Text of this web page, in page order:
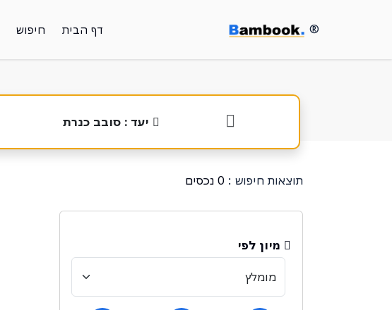
® דף הבית חיפוש
יעד : סובב כנרת
תוצאות חיפוש : 0 נכסים
מיון לפי